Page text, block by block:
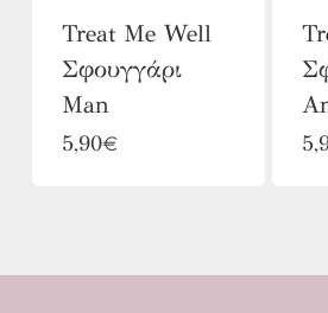
Treat Me Well
Σφουγγάρι
Man
5,90€